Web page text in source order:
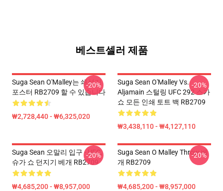
베스트셀러 제품
Suga Sean O'Malley는 쇄석기
포스터 RB2709 할 수 있습니다
₩2,728,440 - ₩6,325,020
-20%
Suga Sean O'Malley Vs.
Aljamain 스털링 UFC 292 스가
쇼 모든 인쇄 토트 백 RB2709
₩3,438,110 - ₩4,127,110
-20%
Suga Sean 오말리 입구 - UFC,
슈가 쇼 던지기 베개 RB2709
₩4,685,200 - ₩8,957,000
-20%
Suga Sean O Malley Throw 베
개 RB2709
₩4,685,200 - ₩8,957,000
-20%